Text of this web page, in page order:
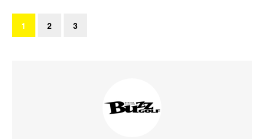
1 2 3